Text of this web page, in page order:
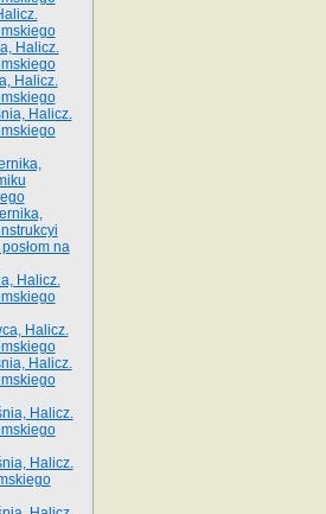
Halicz.
Halicz.
Halicz.
na
Halicz.
Halicz.
Halicz.
Halicz.
Halicz.